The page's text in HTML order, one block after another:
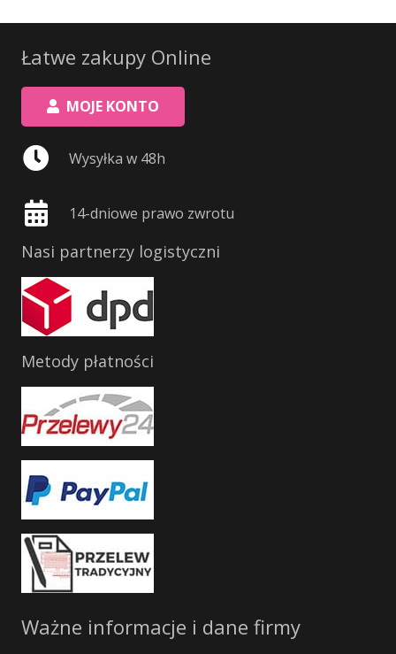
Łatwe zakupy Online
MOJE KONTO
Wysyłka w 48h
14-dniowe prawo zwrotu
Nasi partnerzy logistyczni
Metody płatności
Ważne informacje i dane firmy